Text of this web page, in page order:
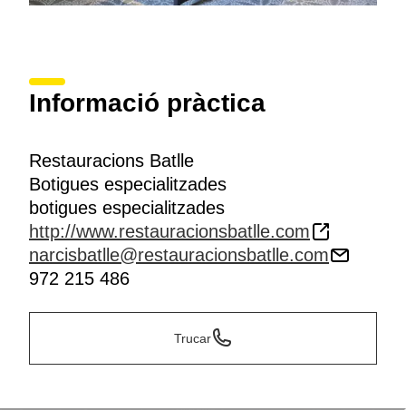
Informació pràctica
Restauracions Batlle
Botigues especialitzades
botigues especialitzades
http://www.restauracionsbatlle.com
narcisbatlle@restauracionsbatlle.com
972 215 486
Trucar